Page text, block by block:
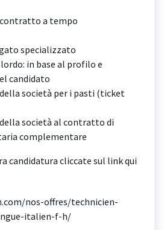
a tempo
specializzato
in base al profilo e
candidato
società per i pasti (ticket
società al contratto di
complementare
candidatura cliccate sul link qui
nos-offres/technicien-
italien-f-h/